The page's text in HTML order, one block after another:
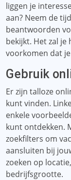
liggen je
aan? Neem de
beantwoorden
bekijkt. Het zal
voorkomen dat
Gebruik
Er zijn talloze
kunt vinden.
enkele
kunt ontdekken.
zoekfilters om
aansluiten bij
zoeken op
bedrijfsgrootte.